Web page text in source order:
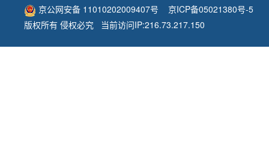
京公网安备 11010202009407号
京ICP备05021380号-5
版权所有 侵权必究 当前访问IP:216.73.217.150